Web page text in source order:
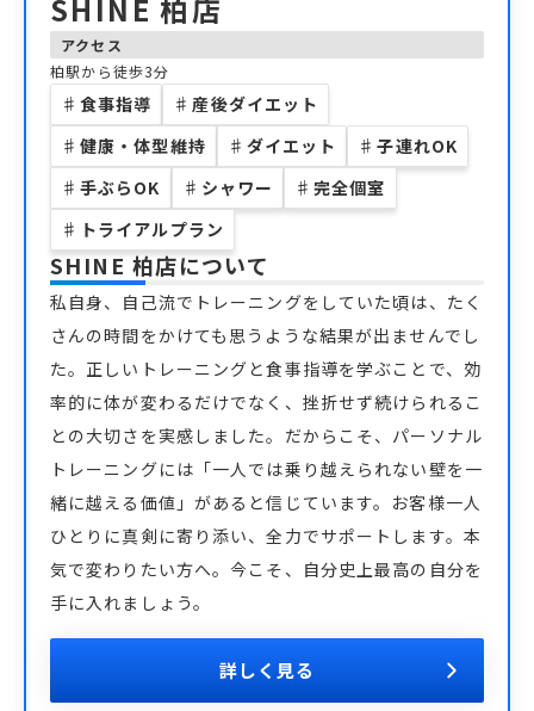
SHINE 柏店
アクセス
柏駅から徒歩3分
♯ 食事指導 ♯ 産後ダイエット
♯ 健康・体型維持 ♯ ダイエット ♯ 子連れOK
♯ 手ぶらOK ♯ シャワー ♯ 完全個室
♯ トライアルプラン
SHINE 柏店について
私自身、自己流でトレーニングをしていた頃は、たく
さんの時間をかけても思うような結果が出ませんでし
た。正しいトレーニングと食事指導を学ぶことで、効
率的に体が変わるだけでなく、挫折せず続けられるこ
との大切さを実感しました。だからこそ、パーソナル
トレーニングには「一人では乗り越えられない壁を一
緒に越える価値」があると信じています。お客様一人
ひとりに真剣に寄り添い、全力でサポートします。本
気で変わりたい方へ。今こそ、自分史上最高の自分を
手に入れましょう。
詳しく見る